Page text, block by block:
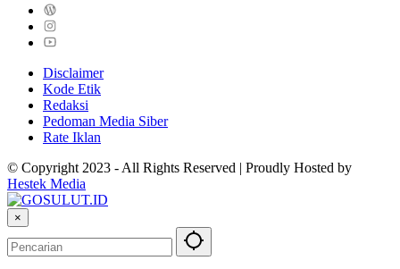
Disclaimer
Kode Etik
Redaksi
Pedoman Media Siber
Rate Iklan
© Copyright 2023 - All Rights Reserved | Proudly Hosted by
Hestek Media
×